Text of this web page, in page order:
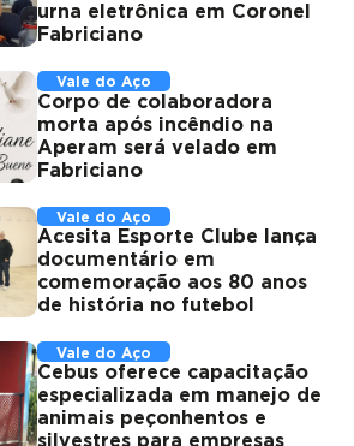
urna eletrônica em Coronel
Fabriciano
Vale do Aço
Corpo de colaboradora
morta após incêndio na
Aperam será velado em
Fabriciano
Vale do Aço
Acesita Esporte Clube lança
documentário em
comemoração aos 80 anos
de história no futebol
Vale do Aço
Cebus oferece capacitação
especializada em manejo de
animais peçonhentos e
silvestres para empresas